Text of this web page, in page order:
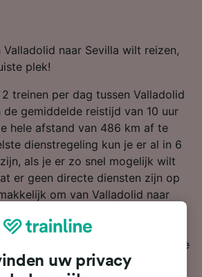
naar Sevilla wilt reizen,
plek!
treinen per dag tussen Valladolid
de gemiddelde reistijd van 10 uur
hele afstand van 486 km af te
dienstregeling kun je er al in 6
als je er zo snel mogelijk wilt
er geen directe diensten zijn op
om van Valladolid naar
slechts 1 verandering over te
van Renfe als van AVE rijden
bieden moderne en comfortabele
genoeg ruimte voor bagage.
uw privacy